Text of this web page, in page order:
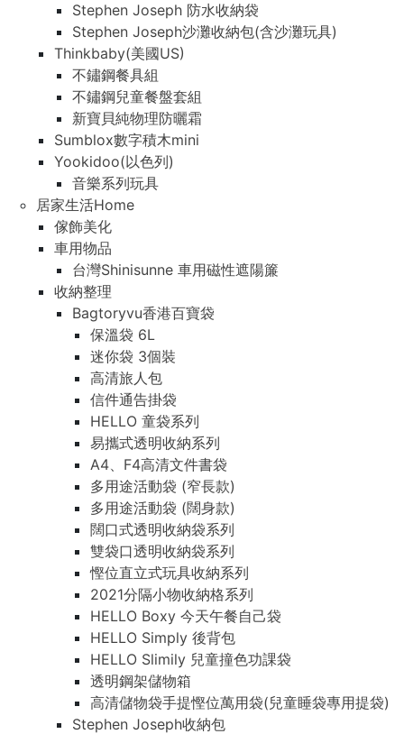
Stephen Joseph 防水收納袋
Stephen Joseph沙灘收納包(含沙灘玩具)
Thinkbaby(美國US)
不鏽鋼餐具組
不鏽鋼兒童餐盤套組
新寶貝純物理防曬霜
Sumblox數字積木mini
Yookidoo(以色列)
音樂系列玩具
居家生活Home
傢飾美化
車用物品
台灣Shinisunne 車用磁性遮陽簾
收納整理
Bagtoryvu香港百寶袋
保溫袋 6L
迷你袋 3個裝
高清旅人包
信件通告掛袋
HELLO 童袋系列
易攜式透明收納系列
A4、F4高清文件書袋
多用途活動袋 (窄長款)
多用途活動袋 (闊身款)
闊口式透明收納袋系列
雙袋口透明收納袋系列
慳位直立式玩具收納系列
2021分隔小物收納格系列
HELLO Boxy 今天午餐自己袋
HELLO Simply 後背包
HELLO Slimily 兒童撞色功課袋
透明鋼架儲物箱
高清儲物袋手提慳位萬用袋(兒童睡袋專用提袋)
Stephen Joseph收納包